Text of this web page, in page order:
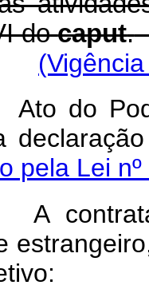
docaput.
do
pela Lei
A